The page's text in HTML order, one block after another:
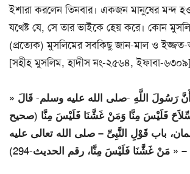
ইশারা করলেন তিনবার। একজন মানুষের মন্দ
যথেষ্ট যে, সে তার ভাইকে হেয় করে। কোন
(প্রত্যেক) মুসলিমের সবকিছু জান-মাল ও
[সহীহ মুসলিম, হাদীস নং-২৫৬৪, ইফাবা-৬৩০৯]
رَسُولَ اللَّهِ -صلى الله عليه وسلم- قَالَ «
فَلَيْسَ مِنَّا وَمَنْ غَشَّنَا فَلَيْسَ مِنَّا (صحيح
باب قَوْلِ النَّبِىِّ – صلى الله تعالى عليه
« مَنْ غَشَّنَا فَلَيْسَ مِنَّا، رقم الحديث-294)